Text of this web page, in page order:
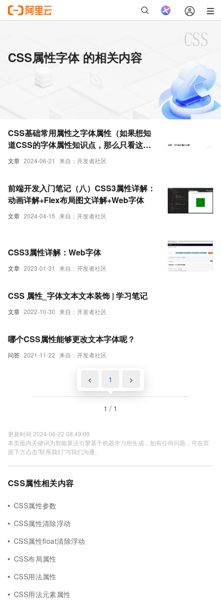
CSS属性字体 的相关内容
文章 2024-06-21 来自：开发者社区
CSS基础常用属性之字体属性（如果想知
道CSS的字体属性知识点，那么只看这一
篇就足够了！）
文章 2024-04-15 来自：开发者社区
前端开发入门笔记（八）CSS3属性详解：
动画详解+Flex布局图文详解+Web字体
文章 2023-01-31 来自：开发者社区
CSS3属性详解：Web字体
文章 2022-10-30 来自：开发者社区
CSS 属性_字体文本文本装饰 | 学习笔记
问答 2021-11-22 来自：开发者社区
哪个CSS属性能够更改文本字体呢？
< 1 >
1 / 1
更新时间 2024-06-22 08:49:09
本页面内关键词为智能算法引擎基于机器学习所生成，如有任何问题，可在页
面下方点击"联系我们"与我们沟通。
CSS属性相关内容
CSS属性参数
CSS属性清除浮动
CSS属性float清除浮动
CSS布局属性
CSS用法属性
CSS用法元素属性